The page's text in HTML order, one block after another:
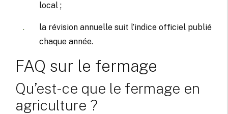
local ;
la révision annuelle suit l’indice officiel publié
chaque année.
FAQ sur le fermage
Qu’est-ce que le fermage en
agriculture ?